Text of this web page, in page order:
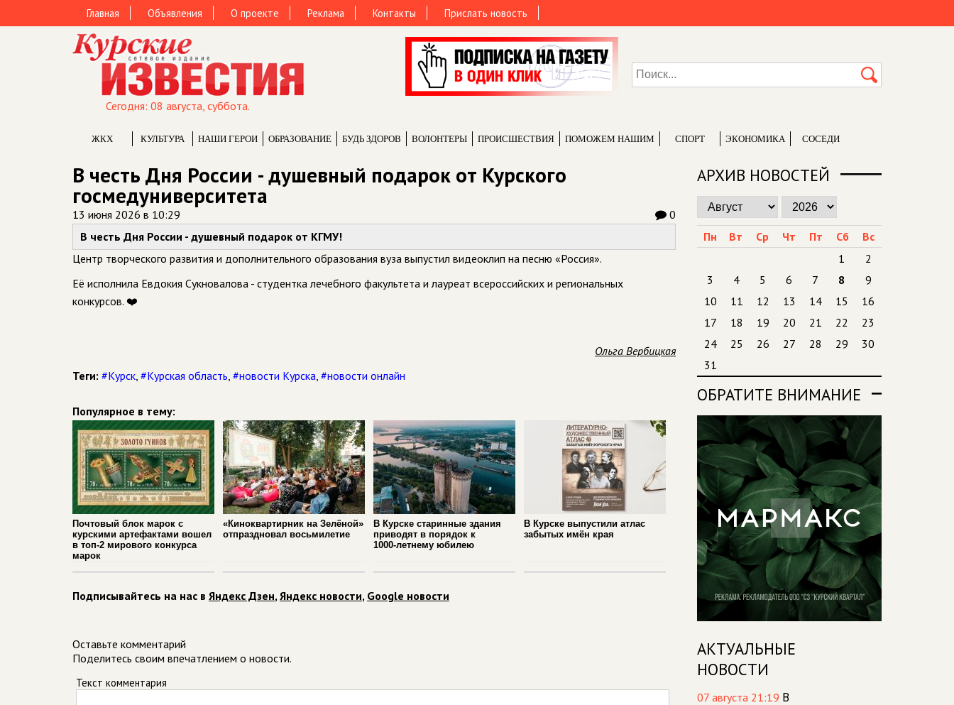
Главная Объявления О проекте Реклама Контакты Прислать новость
Сегодня: 08 августа, суббота.
ЖКХ КУЛЬТУРА НАШИ ГЕРОИ ОБРАЗОВАНИЕ БУДЬ ЗДОРОВ ВОЛОНТЕРЫ ПРОИCШЕСТВИЯ ПОМОЖЕМ НАШИМ СПОРТ ЭКОНОМИКА СОСЕДИ
В честь Дня России - душевный подарок от Курского
госмедуниверситета
13 июня 2026 в 10:29
0
В честь Дня России - душевный подарок от КГМУ!
Центр творческого развития и дополнительного образования вуза выпустил видеоклип на песню «Россия».
Её исполнила Евдокия Сукновалова - студентка лечебного факультета и лауреат всероссийских и региональных
конкурсов. ❤️
Ольга Вербицкая
Теги: #Курск, #Курская область, #новости Курска, #новости онлайн
Популярное в тему:
Почтовый блок марок с
курскими артефактами вошел
в топ‑2 мирового конкурса
марок
«Киноквартирник на Зелёной»
отпраздновал восьмилетие
В Курске старинные здания
приводят в порядок к
1000‑летнему юбилею
В Курске выпустили атлас
забытых имён края
Подписывайтесь на нас в Яндекс Дзен,Яндекс новости, Google новости
Оставьте комментарий
Поделитесь своим впечатлением о новости.
Текст комментария
АРХИВ НОВОСТЕЙ
Пн Вт Ср Чт Пт Сб
Вс
1
2
3
4 5 6 7 8
9
10
11 12 13 14 15
16
17
18 19 20 21 22
23
24
25 26 27 28 29
30
31
ОБРАТИТЕ ВНИМАНИЕ
АКТУАЛЬНЫЕ
НОВОСТИ
07 августа 21:19 В